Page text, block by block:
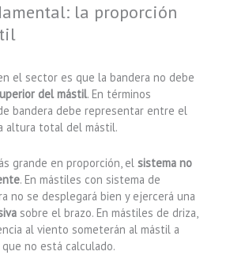
la proporción
el sector es que la bandera no debe
del mástil. En términos
bandera debe representar entre el
altura total del mástil.
grande en proporción, el sistema no
. En mástiles con sistema de
no se desplegará bien y ejercerá una
sobre el brazo. En mástiles de driza,
al viento someterán al mástil a
no está calculado.